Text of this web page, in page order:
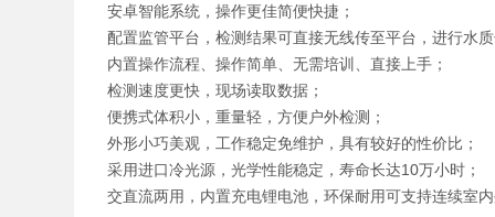
安卓智能系统，操作更佳简便快捷；
配置监管平台，检测结果可直接无线传至平台，进行水
内置操作流程、操作简单、无需培训、直接上手；
检测速度更快，现场读取数据；
便携式体积小，重量轻，方便户外检测；
外形小巧美观，工作稳定免维护，具有较好的性价比；
采用进口冷光源，光学性能稳定，寿命长达10万小时；
交直流两用，内置充电锂电池，环保耐用可支持连续室